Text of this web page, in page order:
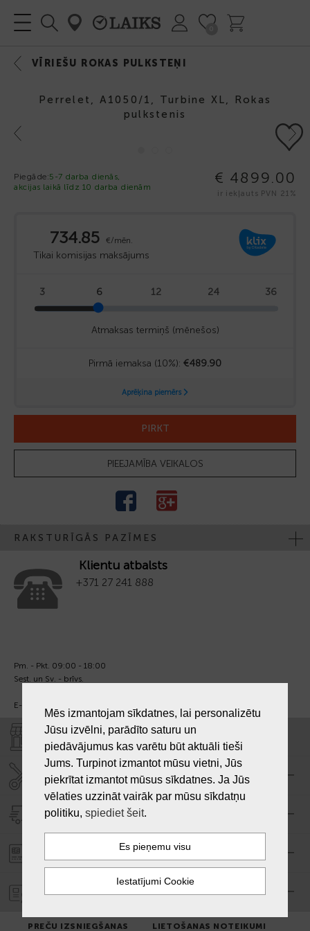
VĪRIEŠU ROKAS PULKSTEŅI
Perrelet, A1050/1, Turbine XL, Rokas
pulkstenis
Previous Next
Piegāde:5-7 darba dienās,
akcijas laikā līdz 10 darba dienām
€ 4899.00
ir iekļauts PVN 21%
PIRKT
PIEEJAMĪBA VEIKALOS
RAKSTURĪGĀS PAZĪMES
Klientu atbalsts
+371 27 241 888
Pm. - Pkt. 09:00 - 18:00
Sest. un Sv. - brīvs.
E-pasts:
VEIKALI "LAIKS"
SERVISA CENTRS "LAIKS"
PIEGĀDE
PASŪTĪJUMA APMAKSA
GARANTIJA
PREČU IZSNIEGŠANAS LIETOŠANAS NOTEIKUMI
Mēs izmantojam sīkdatnes, lai personalizētu
Jūsu izvēlni, parādīto saturu un
piedāvājumus kas varētu būt aktuāli tieši
Jums. Turpinot izmantot mūsu vietni, Jūs
piekrītat izmantot mūsus sīkdatnes. Ja Jūs
vēlaties uzzināt vairāk par mūsu sīkdatņu
politiku, spiediet šeit.